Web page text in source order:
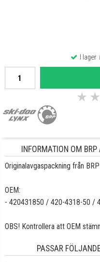
I lager
★ ★
INFORMATION OM
Originalavgaspackning från
OEM:
- 420431850 / 420-4318-50 /
OBS! Kontrollera att OEM
PASSAR